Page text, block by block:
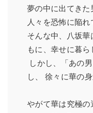
夢の中に出てきた
人々を恐怖に陥れ
そんな中、八坂華
もに、幸せに暮ら
しかし、「あの
し、 徐々に華の
やがて華は究極の